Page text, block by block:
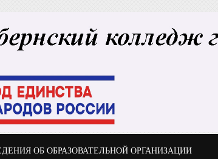
ОБ ОБРАЗОВАТЕЛЬНОЙ ОРГАНИЗАЦИИ